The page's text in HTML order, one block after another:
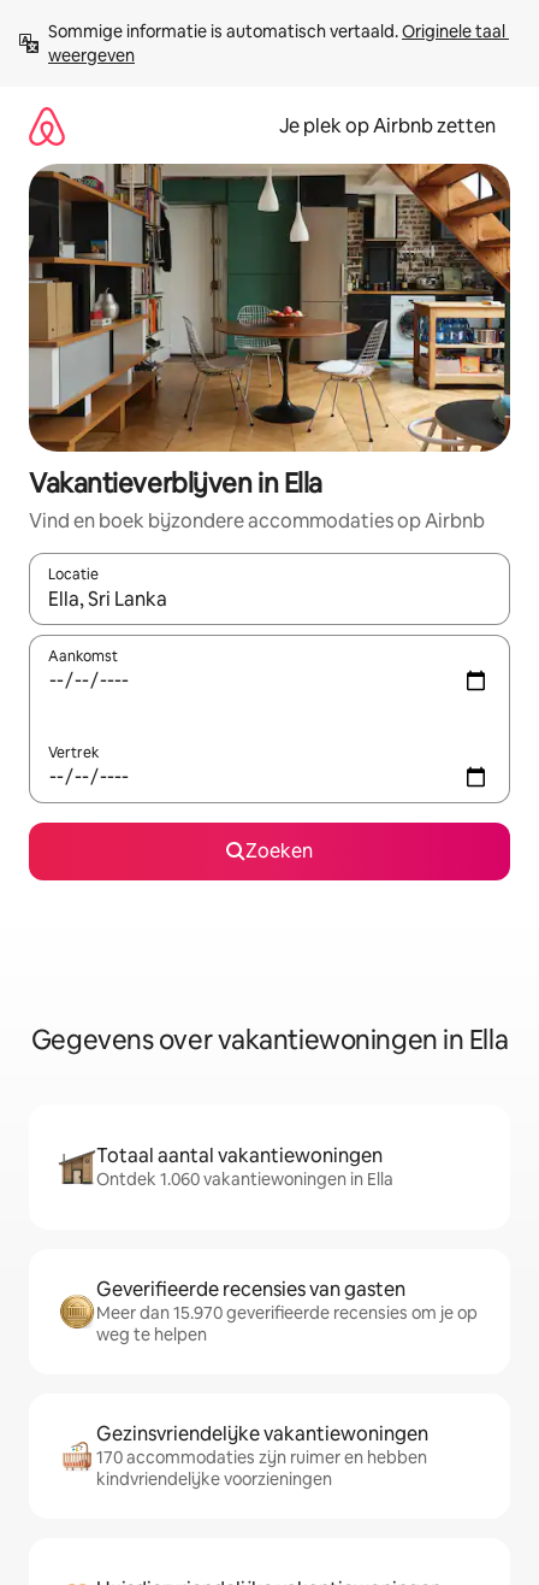
direct
naar
Sommige informatie is automatisch vertaald. Originele taal
weergeven
Je plek op Airbnb zetten
Vakantieverblijven in Ella
Vind en boek bijzondere accommodaties op Airbnb
Locatie
Wanneer er resultaten beschikbaar zijn, maak je een keuze
Aankomst
Vertrek
Zoeken
Gegevens over vakantiewoningen in Ella
Totaal aantal vakantiewoningen
Ontdek 1.060 vakantiewoningen in Ella
Geverifieerde recensies van gasten
Meer dan 15.970 geverifieerde recensies om je op
weg te helpen
Gezinsvriendelijke vakantiewoningen
170 accommodaties zijn ruimer en hebben
kindvriendelijke voorzieningen